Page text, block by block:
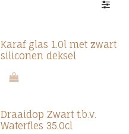
Karaf glas 1.0l met zwart
siliconen deksel
Draaidop Zwart t.b.v.
Waterfles 35.0cl